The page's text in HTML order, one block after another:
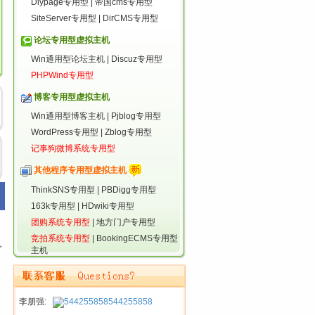
Diypage专用型
帝国cms专用型
SiteServer专用型
DirCMS专用型
论坛专用型虚拟主机
Win通用型论坛主机|
Discuz专用型
PHPWind专用型
博客专用型虚拟主机
Win通用型博客主机|
Pjblog专用型
WordPress专用型
Zblog专用型
记事狗微博系统专用型
其他程序专用型虚拟主机
ThinkSNS专用型
PBDigg专用型
163k专用型
HDwiki专用型
团购系统专用型
地方门户专用型
竞拍系统专用型
BookingECMS专用型
主机
李朋强: 544255858